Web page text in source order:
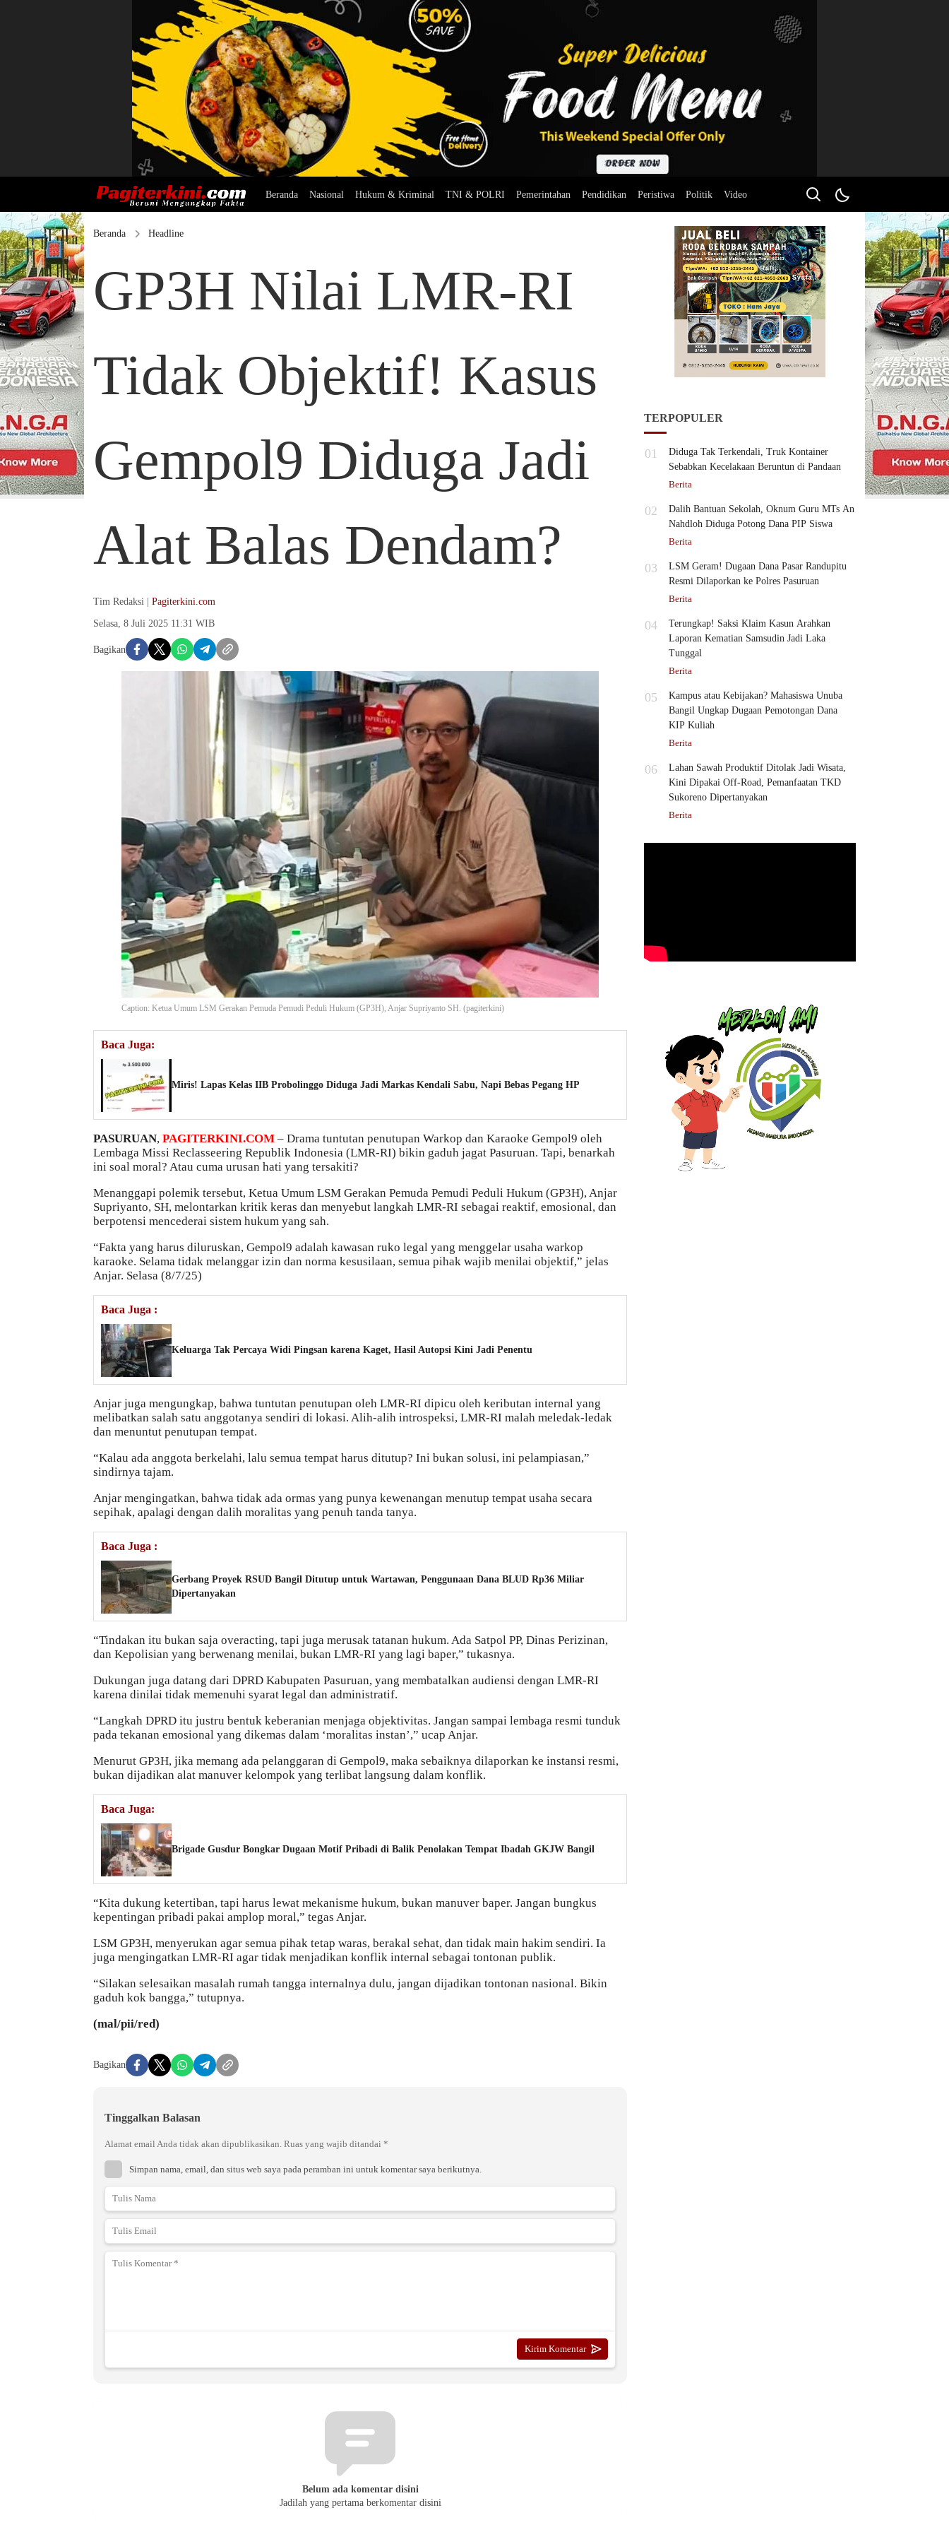
Beranda Nasional Hukum & Kriminal TNI & POLRI Pemerintahan Pendidikan Peristiwa Politik Video
Beranda Headline
GP3H Nilai LMR-RI
Tidak Objektif! Kasus
Gempol9 Diduga Jadi
Alat Balas Dendam?
Tim Redaksi | Pagiterkini.com
Selasa, 8 Juli 2025 11:31 WIB
Bagikan
Caption: Ketua Umum LSM Gerakan Pemuda Pemudi Peduli Hukum (GP3H), Anjar Supriyanto SH. (pagiterkini)
Baca Juga:
Miris! Lapas Kelas IIB Probolinggo Diduga Jadi Markas Kendali Sabu, Napi Bebas Pegang HP
PASURUAN, PAGITERKINI.COM – Drama tuntutan penutupan Warkop dan Karaoke Gempol9 oleh
Lembaga Missi Reclasseering Republik Indonesia (LMR-RI) bikin gaduh jagat Pasuruan. Tapi, benarkah
ini soal moral? Atau cuma urusan hati yang tersakiti?
Menanggapi polemik tersebut, Ketua Umum LSM Gerakan Pemuda Pemudi Peduli Hukum (GP3H), Anjar
Supriyanto, SH, melontarkan kritik keras dan menyebut langkah LMR-RI sebagai reaktif, emosional, dan
berpotensi mencederai sistem hukum yang sah.
“Fakta yang harus diluruskan, Gempol9 adalah kawasan ruko legal yang menggelar usaha warkop
karaoke. Selama tidak melanggar izin dan norma kesusilaan, semua pihak wajib menilai objektif,” jelas
Anjar. Selasa (8/7/25)
Baca Juga :
Keluarga Tak Percaya Widi Pingsan karena Kaget, Hasil Autopsi Kini Jadi Penentu
Anjar juga mengungkap, bahwa tuntutan penutupan oleh LMR-RI dipicu oleh keributan internal yang
melibatkan salah satu anggotanya sendiri di lokasi. Alih-alih introspeksi, LMR-RI malah meledak-ledak
dan menuntut penutupan tempat.
“Kalau ada anggota berkelahi, lalu semua tempat harus ditutup? Ini bukan solusi, ini pelampiasan,”
sindirnya tajam.
Anjar mengingatkan, bahwa tidak ada ormas yang punya kewenangan menutup tempat usaha secara
sepihak, apalagi dengan dalih moralitas yang penuh tanda tanya.
Baca Juga :
Gerbang Proyek RSUD Bangil Ditutup untuk Wartawan, Penggunaan Dana BLUD Rp36 Miliar
Dipertanyakan
“Tindakan itu bukan saja overacting, tapi juga merusak tatanan hukum. Ada Satpol PP, Dinas Perizinan,
dan Kepolisian yang berwenang menilai, bukan LMR-RI yang lagi baper,” tukasnya.
Dukungan juga datang dari DPRD Kabupaten Pasuruan, yang membatalkan audiensi dengan LMR-RI
karena dinilai tidak memenuhi syarat legal dan administratif.
“Langkah DPRD itu justru bentuk keberanian menjaga objektivitas. Jangan sampai lembaga resmi tunduk
pada tekanan emosional yang dikemas dalam ‘moralitas instan’,” ucap Anjar.
Menurut GP3H, jika memang ada pelanggaran di Gempol9, maka sebaiknya dilaporkan ke instansi resmi,
bukan dijadikan alat manuver kelompok yang terlibat langsung dalam konflik.
Baca Juga:
Brigade Gusdur Bongkar Dugaan Motif Pribadi di Balik Penolakan Tempat Ibadah GKJW Bangil
“Kita dukung ketertiban, tapi harus lewat mekanisme hukum, bukan manuver baper. Jangan bungkus
kepentingan pribadi pakai amplop moral,” tegas Anjar.
LSM GP3H, menyerukan agar semua pihak tetap waras, berakal sehat, dan tidak main hakim sendiri. Ia
juga mengingatkan LMR-RI agar tidak menjadikan konflik internal sebagai tontonan publik.
“Silakan selesaikan masalah rumah tangga internalnya dulu, jangan dijadikan tontonan nasional. Bikin
gaduh kok bangga,” tutupnya.
(mal/pii/red)
Bagikan
Tinggalkan Balasan
Alamat email Anda tidak akan dipublikasikan. Ruas yang wajib ditandai *
Simpan nama, email, dan situs web saya pada peramban ini untuk komentar saya berikutnya.
Belum ada komentar disini
Jadilah yang pertama berkomentar disini
TERPOPULER
01
Diduga Tak Terkendali, Truk Kontainer
Sebabkan Kecelakaan Beruntun di Pandaan
Berita
02
Dalih Bantuan Sekolah, Oknum Guru MTs An
Nahdloh Diduga Potong Dana PIP Siswa
Berita
03
LSM Geram! Dugaan Dana Pasar Randupitu
Resmi Dilaporkan ke Polres Pasuruan
Berita
04
Terungkap! Saksi Klaim Kasun Arahkan
Laporan Kematian Samsudin Jadi Laka
Tunggal
Berita
05
Kampus atau Kebijakan? Mahasiswa Unuba
Bangil Ungkap Dugaan Pemotongan Dana
KIP Kuliah
Berita
06
Lahan Sawah Produktif Ditolak Jadi Wisata,
Kini Dipakai Off-Road, Pemanfaatan TKD
Sukoreno Dipertanyakan
Berita